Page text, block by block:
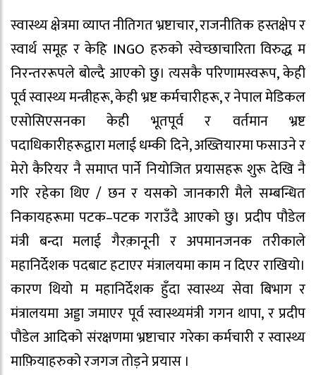
स्वास्थ्य क्षेत्रमा व्याप्त नीतिगत भ्रष्टाचार, राजनीतिक हस्तक्षेप र
स्वार्थ समूह र केहि INGO हरुको स्वेच्छाचारिता विरुद्ध म
निरन्तररूपले बोल्दै आएको छु। त्यसकै परिणामस्वरूप, केही
पूर्व स्वास्थ्य मन्त्रीहरू, केही भ्रष्ट कर्मचारीहरू, र नेपाल मेडिकल
एसोसिएसनका केही भूतपूर्व र वर्तमान भ्रष्ट
पदाधिकारीहरूद्वारा मलाई धम्की दिने, अख्तियारमा फसाउने र
मेरो कैरियर नै समाप्त पार्ने नियोजित प्रयासहरू शुरू देखि नै
गरि रहेका थिए / छन र यसको जानकारी मैले सम्बन्धित
निकायहरूमा पटक–पटक गराउँदै आएको छु। प्रदीप पौडेल
मंत्री बन्दा मलाई गैरक़ानूनी र अपमानजनक तरीकाले
महानिर्देशक पदबाट हटाएर मंत्रालयमा काम न दिएर राखियो।
कारण थियो म महानिर्देशक हुँदा स्वास्थ्य सेवा बिभाग र
मंत्रालयमा अड्डा जमाएर पूर्व स्वास्थ्यमंत्री गगन थापा, र प्रदीप
पौडेल आदिको संरक्षणमा भ्रष्टाचार गरेका कर्मचारी र स्वास्थ्य
माफ़ियाहरुको रजगज तोड़ने प्रयास ।